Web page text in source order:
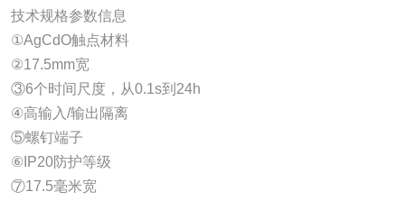
技术规格参数信息
①AgCdO触点材料
②17.5mm宽
③6个时间尺度，从0.1s到24h
④高输入/输出隔离
⑤螺钉端子
⑥IP20防护等级
⑦17.5毫米宽